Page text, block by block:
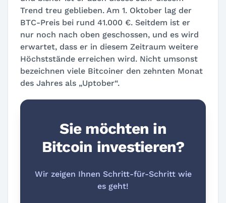
Trend treu geblieben. Am 1. Oktober lag der
BTC-Preis bei rund 41.000 €. Seitdem ist er
nur noch nach oben geschossen, und es wird
erwartet, dass er in diesem Zeitraum weitere
Höchststände erreichen wird. Nicht umsonst
bezeichnen viele Bitcoiner den zehnten Monat
des Jahres als „Uptober“.
Sie möchten in
Bitcoin investieren?
Wir zeigen Ihnen Schritt-für-Schritt wie
es geht!